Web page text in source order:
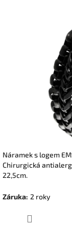
Náramek s logem
Chirurgická
22,5cm.
Záruka: 2 roky